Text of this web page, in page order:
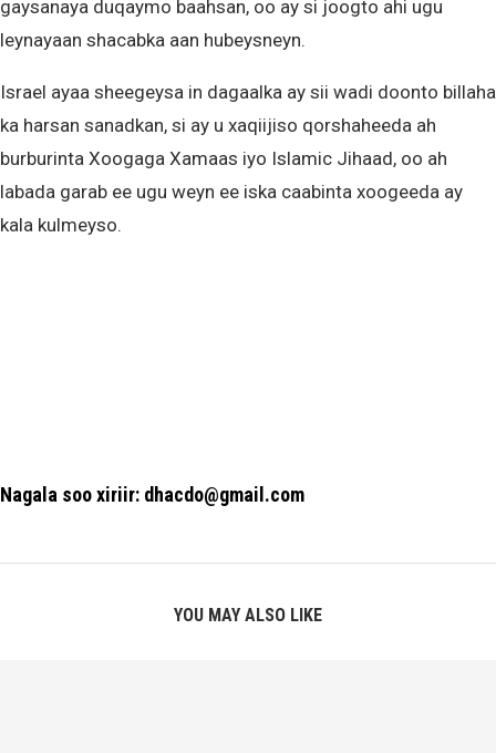
gaysanaya duqaymo baahsan, oo ay si joogto ahi ugu
leynayaan shacabka aan hubeysneyn.
Israel ayaa sheegeysa in dagaalka ay sii wadi doonto billaha
ka harsan sanadkan, si ay u xaqiijiso qorshaheeda ah
burburinta Xoogaga Xamaas iyo Islamic Jihaad, oo ah
labada garab ee ugu weyn ee iska caabinta xoogeeda ay
kala kulmeyso.
Nagala soo xiriir: dhacdo@gmail.com
YOU MAY ALSO LIKE